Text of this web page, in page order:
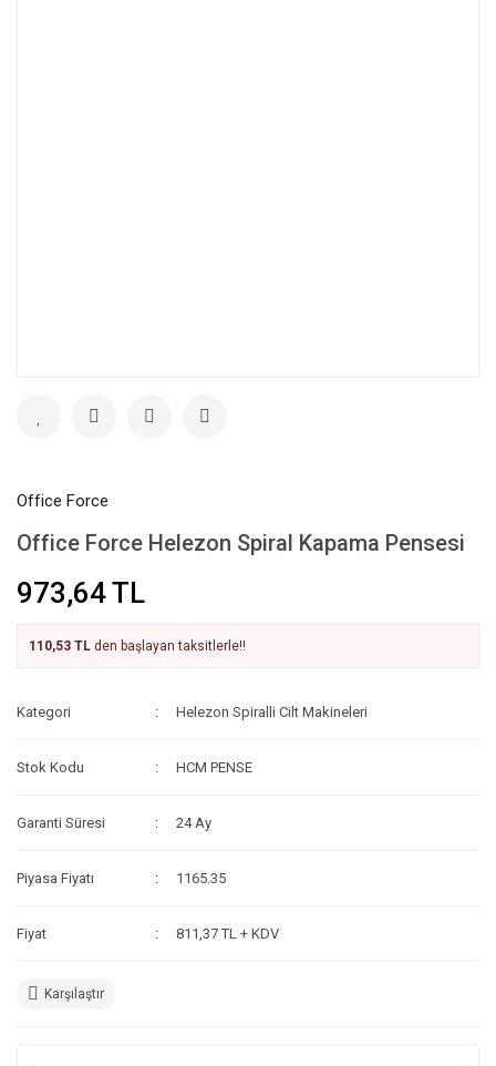
Office Force
Office Force Helezon Spiral Kapama Pensesi
973,64 TL
110,53 TL den başlayan taksitlerle!!
Kategori Helezon Spiralli Cilt Makineleri
Stok Kodu HCM PENSE
Garanti Süresi 24 Ay
Piyasa Fiyatı 1165.35
Fiyat 811,37 TL + KDV
Karşılaştır